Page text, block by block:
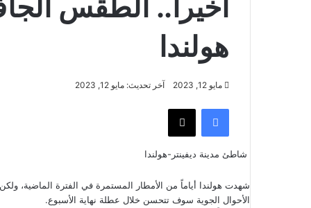
أخيراً.. الطقس
هولندا
مايو 12, 2023 آخر تحديث: مايو 12, 2023
فيسبوك ‫X
شاطئ مدينة ديفينتر-هولندا
الأحوال الجوية سوف تتحسن خلال عطلة نهاية الأسبوع.